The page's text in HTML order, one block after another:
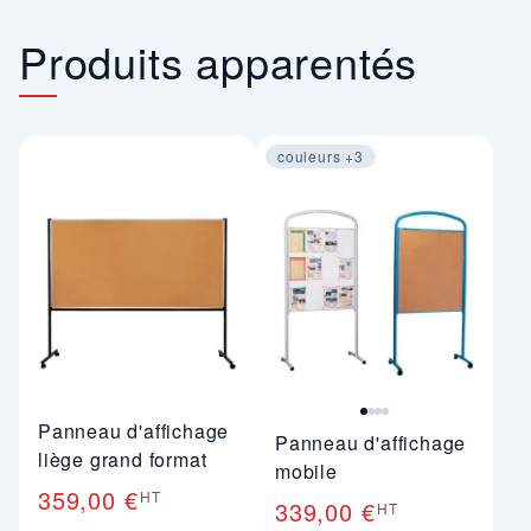
Produits apparentés
Panneau d'affichage
liège grand format
359,00 €HT
couleurs +3
Panneau d'affichage
mobile
339,00 €HT